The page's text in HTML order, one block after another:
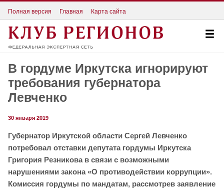
Полная версия Главная Карта сайта
В гордуме Иркутска игнорируют
требования губернатора
Левченко
30 января 2019
Губернатор Иркутской области Сергей Левченко
потребовал отставки депутата гордумы Иркутска
Григория Резникова в связи с возможными
нарушениями закона «О противодействии коррупции».
Комиссия гордумы по мандатам, рассмотрев заявление